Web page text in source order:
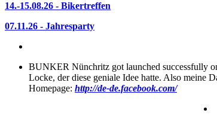
14.-15.08.26 - Bikertreffen
07.11.26 - Jahresparty
BUNKER Nünchritz got launched successfully
Locke, der diese geniale Idee hatte. Also meine
Homepage: http://de-de.facebook.com/